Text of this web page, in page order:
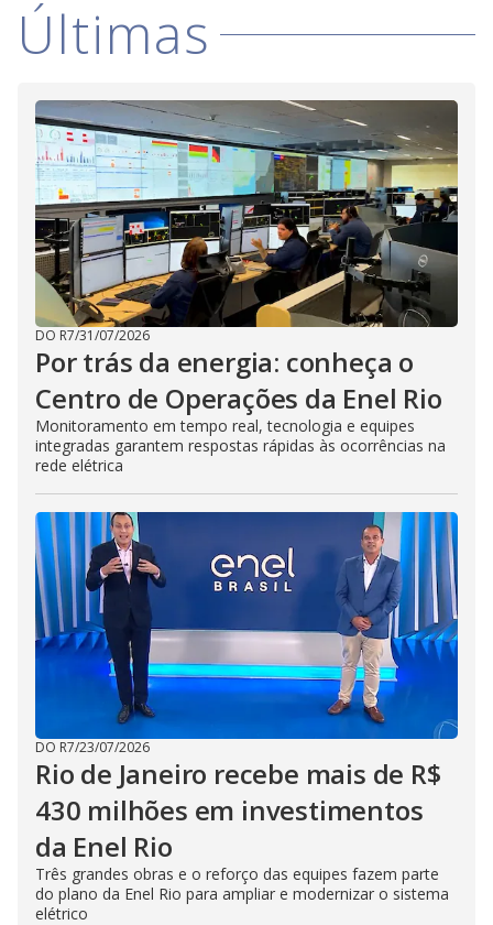
V
i
d
e
o
Últimas
DO R7/31/07/2026
Por trás da energia: conheça o
Centro de Operações da Enel Rio
Monitoramento em tempo real, tecnologia e equipes
integradas garantem respostas rápidas às ocorrências na
rede elétrica
DO R7/23/07/2026
Rio de Janeiro recebe mais de R$
430 milhões em investimentos
da Enel Rio
Três grandes obras e o reforço das equipes fazem parte
do plano da Enel Rio para ampliar e modernizar o sistema
elétrico